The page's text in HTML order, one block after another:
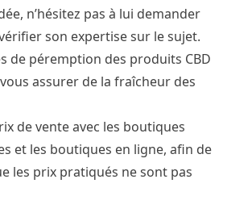
n’hésitez pas à lui demander
son expertise sur le sujet.
de péremption des produits CBD
assurer de la fraîcheur des
de vente avec les boutiques
et les boutiques en ligne, afin de
les prix pratiqués ne sont pas